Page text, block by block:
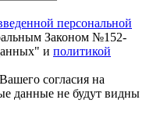
персональной
Законом №152-
и политикой
согласия на
данные не будут видны